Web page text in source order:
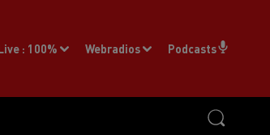
: 100% Webradios Podcasts